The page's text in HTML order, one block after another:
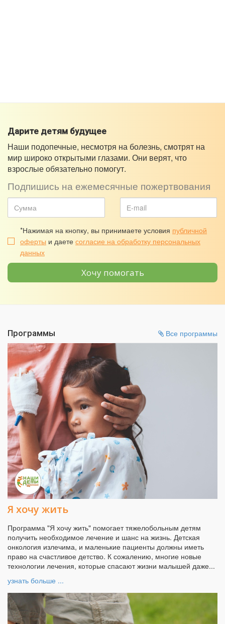
Дарите детям будущее
Наши подопечные, несмотря на болезнь, смотрят на
мир широко открытыми глазами. Они верят, что
взрослые обязательно помогут.
Подпишись на ежемесячные пожертвования
*Нажимая на кнопку, вы принимаете условия публичной
оферты и даете согласие на обработку персональных
данных
Хочу помогать
Программы Все программы
Я хочу жить
Программа "Я хочу жить" помогает тяжелобольным детям
получить необходимое лечение и шанс на жизнь. Детская
онкология излечима, и маленькие пациенты должны иметь
право на счастливое детство. К сожалению, многие новые
технологии лечения, которые спасают жизни малышей даже...
узнать больше ...